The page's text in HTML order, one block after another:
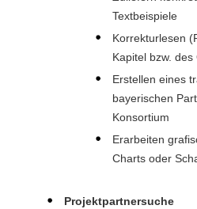
Textbeispiele
Korrekturlesen
Kapitel bzw.
Erstellen eines
bayerischen
Konsortium
Erarbeiten
Charts oder
Projektpartnersuche